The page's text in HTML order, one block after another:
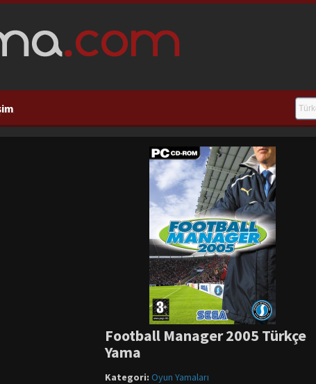
Football Manager 2005 Türkçe
Yama
Kategori: Oyun Yamaları